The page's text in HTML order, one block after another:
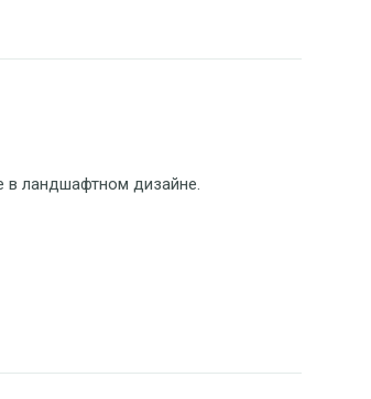
в ландшафтном дизайне.